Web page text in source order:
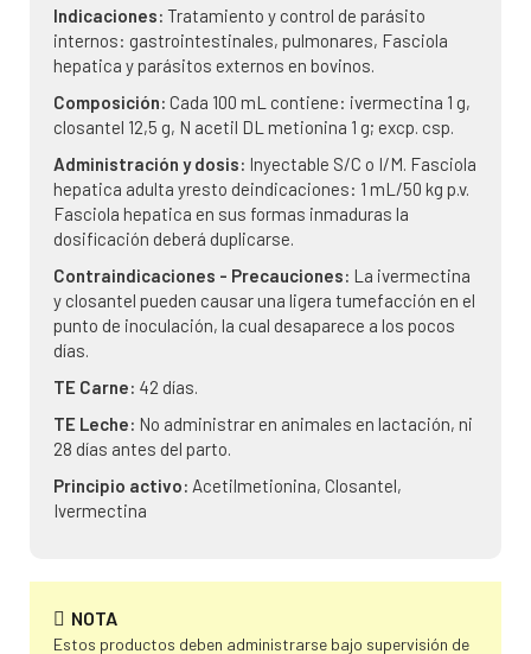
Indicaciones: Tratamiento y control de parásito
internos: gastrointestinales, pulmonares, Fasciola
hepatica y parásitos externos en bovinos.
Composición: Cada 100 mL contiene: ivermectina 1 g,
closantel 12,5 g, N acetil DL metionina 1 g; excp. csp.
Administración y dosis: Inyectable S/C o I/M. Fasciola
hepatica adulta yresto deindicaciones: 1 mL/50 kg p.v.
Fasciola hepatica en sus formas inmaduras la
dosificación deberá duplicarse.
Contraindicaciones - Precauciones: La ivermectina
y closantel pueden causar una ligera tumefacción en el
punto de inoculación, la cual desaparece a los pocos
días.
TE Carne: 42 días.
TE Leche: No administrar en animales en lactación, ni
28 días antes del parto.
Principio activo: Acetilmetionina, Closantel,
Ivermectina
NOTA
Estos productos deben administrarse bajo supervisión de